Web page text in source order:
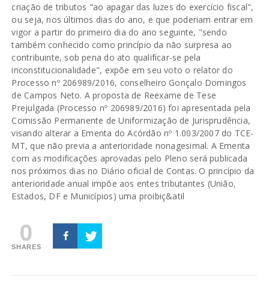
criação de tributos "ao apagar das luzes do exercício fiscal",
ou seja, nos últimos dias do ano, e que poderiam entrar em
vigor a partir do primeiro dia do ano seguinte, "sendo
também conhecido como princípio da não surpresa ao
contribuinte, sob pena do ato qualificar-se pela
inconstitucionalidade", expõe em seu voto o relator do
Processo nº 206989/2016, conselheiro Gonçalo Domingos
de Campos Neto. A proposta de Reexame de Tese
Prejulgada (Processo nº 206989/2016) foi apresentada pela
Comissão Permanente de Uniformização de Jurisprudência,
visando alterar a Ementa do Acórdão nº 1.003/2007 do TCE-
MT, que não previa a anterioridade nonagesimal. A Ementa
com as modificações aprovadas pelo Pleno será publicada
nos próximos dias no Diário oficial de Contas. O princípio da
anterioridade anual impõe aos entes tributantes (União,
Estados, DF e Municípios) uma proibiç&atil
0
SHARES